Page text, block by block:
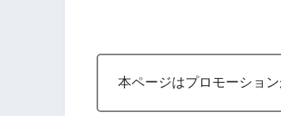
本ページはプロモーション